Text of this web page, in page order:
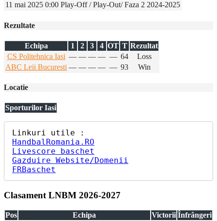
11 mai 2025 0:00 Play-Off / Play-Out/ Faza 2 2024-2025
Rezultate
Echipa 1 2 3 4 OT T Rezultat
CS Politehnica Iasi — — — — — 64
Loss
ABC Leii Bucuresti — — — — — 93 Win
Locatie
Sporturilor Iasi
HandbalRomania.RO
Livescore baschet
Gazduire Website/Domenii
FRBaschet
Clasament LNBM 2026-2027
Pos Echipa Victorii Înfrângeri